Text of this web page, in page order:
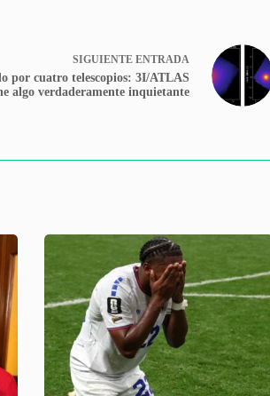
SIGUIENTE ENTRADA
por cuatro telescopios: 3I/ATLAS
algo verdaderamente inquietante